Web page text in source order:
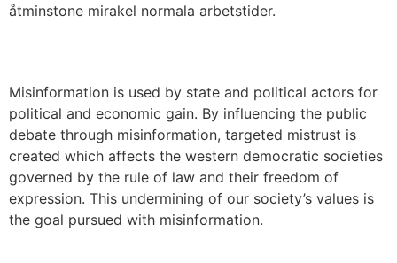
åtminstone mirakel normala arbetstider.
Misinformation is used by state and political actors for
political and economic gain. By influencing the public
debate through misinformation, targeted mistrust is
created which affects the western democratic societies
governed by the rule of law and their freedom of
expression. This undermining of our society’s values ​​is
the goal pursued with misinformation.